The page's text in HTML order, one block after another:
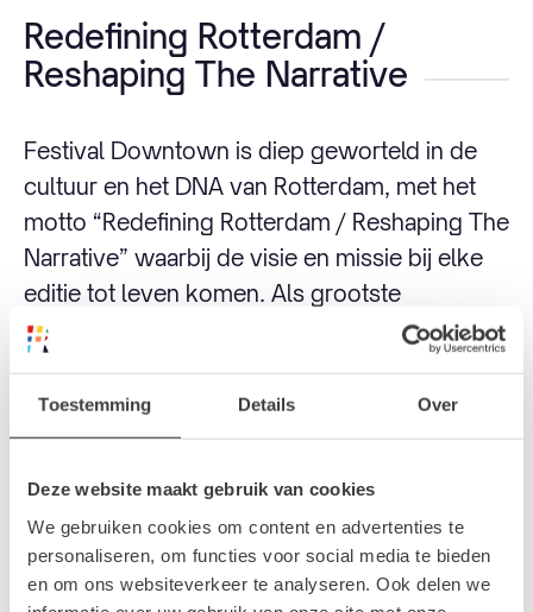
Toestemming Details Over
Deze website maakt gebruik van cookies
We gebruiken cookies om content en advertenties te
personaliseren, om functies voor social media te bieden
en om ons websiteverkeer te analyseren. Ook delen we
Redefining Rotterdam /
Reshaping The Narrative
Festival Downtown is diep geworteld in de
cultuur en het DNA van Rotterdam, met het
motto “Redefining Rotterdam / Reshaping The
Narrative” waarbij de visie en missie bij elke
editie tot leven komen. Als grootste
havenstad van de westerse wereld zijn trends
Hierdoor is het een culturele smeltkroes en
broedplaats voor nieuwe muziek en scenes.
gelooft sterk in de pionierspositie van
Rotterdam.